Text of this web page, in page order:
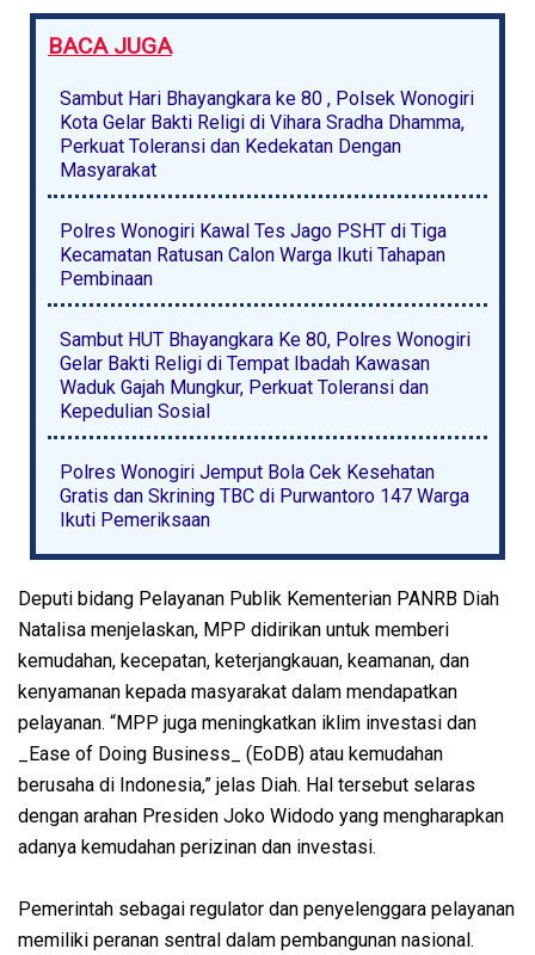
BACA JUGA
Sambut Hari Bhayangkara ke 80 , Polsek Wonogiri
Kota Gelar Bakti Religi di Vihara Sradha Dhamma,
Perkuat Toleransi dan Kedekatan Dengan
Masyarakat
Polres Wonogiri Kawal Tes Jago PSHT di Tiga
Kecamatan Ratusan Calon Warga Ikuti Tahapan
Pembinaan
Sambut HUT Bhayangkara Ke 80, Polres Wonogiri
Gelar Bakti Religi di Tempat Ibadah Kawasan
Waduk Gajah Mungkur, Perkuat Toleransi dan
Kepedulian Sosial
Polres Wonogiri Jemput Bola Cek Kesehatan
Gratis dan Skrining TBC di Purwantoro 147 Warga
Ikuti Pemeriksaan
Deputi bidang Pelayanan Publik Kementerian PANRB Diah
Natalisa menjelaskan, MPP didirikan untuk memberi
kemudahan, kecepatan, keterjangkauan, keamanan, dan
kenyamanan kepada masyarakat dalam mendapatkan
pelayanan. “MPP juga meningkatkan iklim investasi dan
_Ease of Doing Business_ (EoDB) atau kemudahan
berusaha di Indonesia,” jelas Diah. Hal tersebut selaras
dengan arahan Presiden Joko Widodo yang mengharapkan
adanya kemudahan perizinan dan investasi.
Pemerintah sebagai regulator dan penyelenggara pelayanan
memiliki peranan sentral dalam pembangunan nasional.